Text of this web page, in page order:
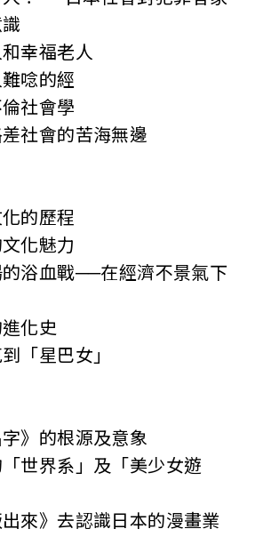
幸福老人
唸的經
社會學
社會的苦海無邊
的歷程
化魅力
浴血戰──在經濟不景氣下
化史
「星巴女」
》的根源及意象
世界系」及「美少女遊
來》去認識日本的漫畫業